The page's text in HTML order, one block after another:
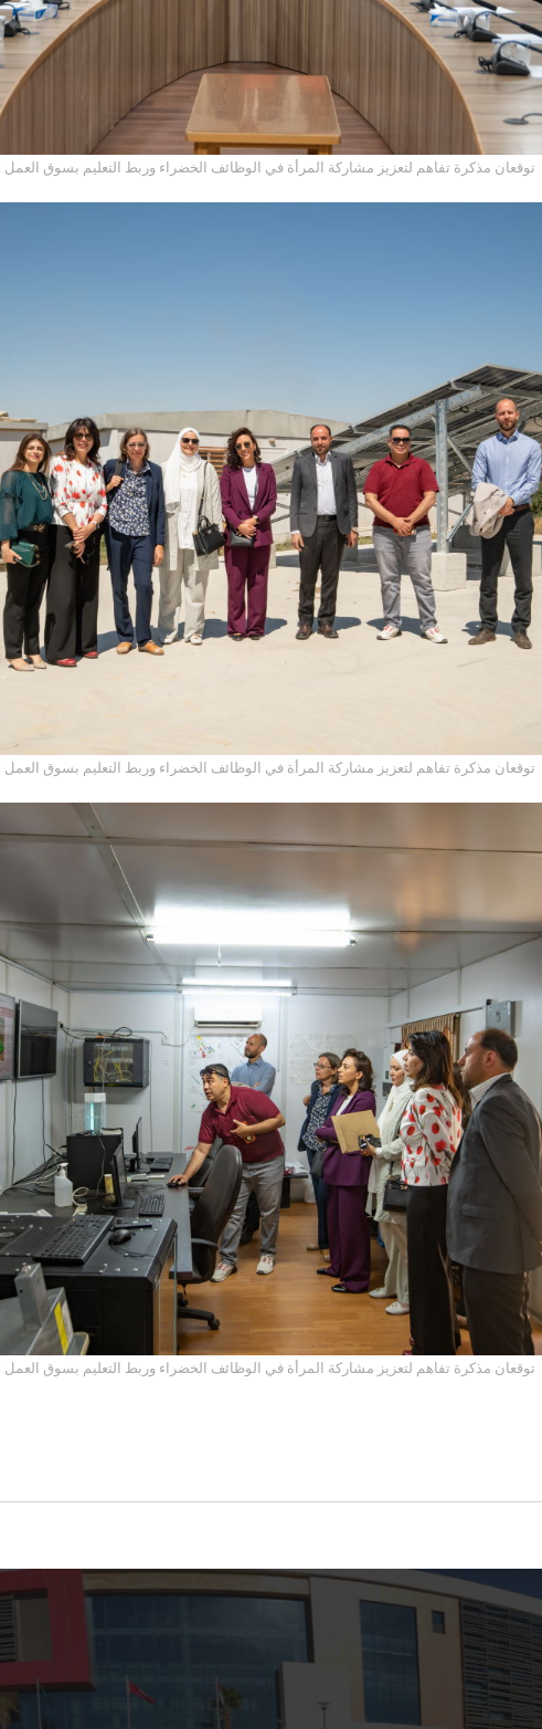
الجامعة الهاشمية و(GIZ) توقعان مذكرة تفاهم لتعزيز مشاركة المرأة في الوظائف الخضراء وربط التعليم بسوق العمل
الجامعة الهاشمية و(GIZ) توقعان مذكرة تفاهم لتعزيز مشاركة المرأة في الوظائف الخضراء وربط التعليم بسوق العمل
الجامعة الهاشمية و(GIZ) توقعان مذكرة تفاهم لتعزيز مشاركة المرأة في الوظائف الخضراء وربط التعليم بسوق العمل